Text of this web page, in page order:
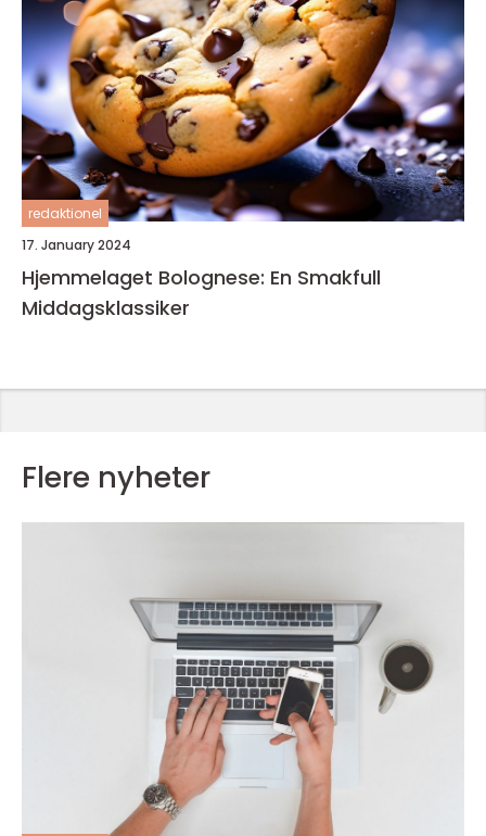
redaktionel
17. January 2024
Hjemmelaget Bolognese: En Smakfull
Middagsklassiker
Flere nyheter